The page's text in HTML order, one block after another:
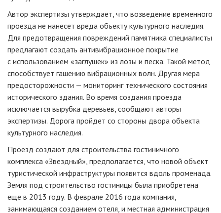
Автор экспертизы утверждает, что возведение временного
проезда не нанесет вреда объекту культурного наследия.
Для предотвращения повреждений памятника специалисты
предлагают создать антивибрационное покрытие
с использованием «заглушек» из лозы и песка. Такой метод
способствует гашению вибрационных волн. Другая мера
предосторожности — мониторинг технического состояния
исторического здания. Во время создания проезда
исключается вырубка деревьев, сообщают авторы
экспертизы. Дорога пройдет со стороны двора объекта
культурного наследия.
Проезд создают для строительства гостиничного
комплекса «Звездный», предполагается, что новой объект
туристической инфраструктуры появится вдоль променада.
Земля под строительство гостиницы была приобретена
еще в 2013 году. В феврале 2016 года компания,
занимающаяся созданием отеля, и местная администрация